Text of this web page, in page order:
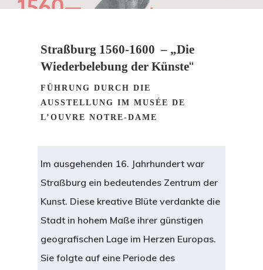
Straßburg 1560-1600 – „Die
Wiederbelebung der Künste“
FÜHRUNG DURCH DIE
AUSSTELLUNG IM MUSÉE DE
L’OUVRE NOTRE-DAME
Im ausgehenden 16. Jahrhundert war
Straßburg ein bedeutendes Zentrum der
Kunst. Diese kreative Blüte verdankte die
Stadt in hohem Maße ihrer günstigen
geografischen Lage im Herzen Europas.
Sie folgte auf eine Periode des